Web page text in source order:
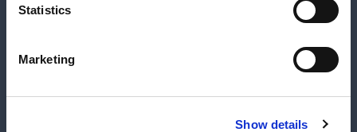
Statistics
Marketing
Show details
t:+1 604 998 4012
VALCO MELTON CHINA
t:+86 400-800-8705